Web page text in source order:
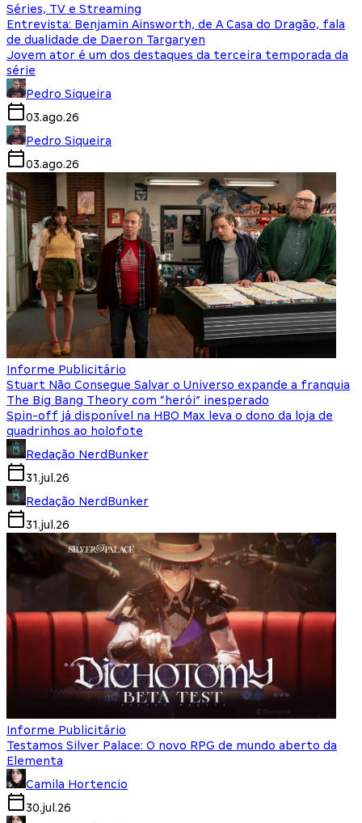
Séries, TV e Streaming
Entrevista: Benjamin Ainsworth, de A Casa do Dragão, fala
de dualidade de Daeron Targaryen
Jovem ator é um dos destaques da terceira temporada da
série
Pedro Siqueira
03.ago.26
Pedro Siqueira
03.ago.26
Informe Publicitário
Stuart Não Consegue Salvar o Universo expande a franquia
The Big Bang Theory com “herói” inesperado
Spin-off já disponível na HBO Max leva o dono da loja de
quadrinhos ao holofote
Redação NerdBunker
31.jul.26
Redação NerdBunker
31.jul.26
Informe Publicitário
Testamos Silver Palace: O novo RPG de mundo aberto da
Elementa
Camila Hortencio
30.jul.26